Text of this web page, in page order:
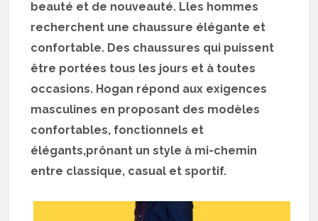
beauté et de nouveauté. Lles hommes
recherchent une chaussure élégante et
confortable. Des chaussures qui puissent
être portées tous les jours et à toutes
occasions. Hogan répond aux exigences
masculines en proposant des modèles
confortables, fonctionnels et
élégants,prônant un style à mi-chemin
entre classique, casual et sportif.